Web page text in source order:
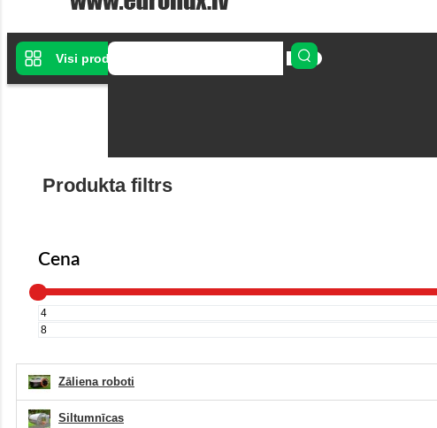
Visi produkti
Produkta filtrs
Cena
Zāliena roboti
Siltumnīcas